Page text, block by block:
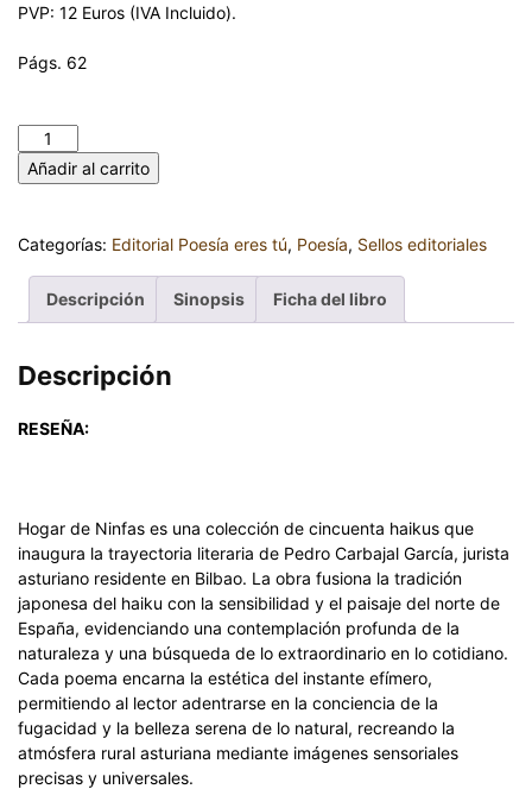
PVP: 12 Euros (IVA Incluido).
Págs. 62
Añadir al carrito
Categorías: Editorial Poesía eres tú, Poesía, Sellos editoriales
Descripción Sinopsis Ficha del libro
Descripción
RESEÑA:
Hogar de Ninfas es una colección de cincuenta haikus que
inaugura la trayectoria literaria de Pedro Carbajal García, jurista
asturiano residente en Bilbao. La obra fusiona la tradición
japonesa del haiku con la sensibilidad y el paisaje del norte de
España, evidenciando una contemplación profunda de la
naturaleza y una búsqueda de lo extraordinario en lo cotidiano.
Cada poema encarna la estética del instante efímero,
permitiendo al lector adentrarse en la conciencia de la
fugacidad y la belleza serena de lo natural, recreando la
atmósfera rural asturiana mediante imágenes sensoriales
precisas y universales.